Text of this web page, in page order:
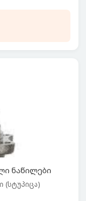
ნაწილები
(სტუპიცა)